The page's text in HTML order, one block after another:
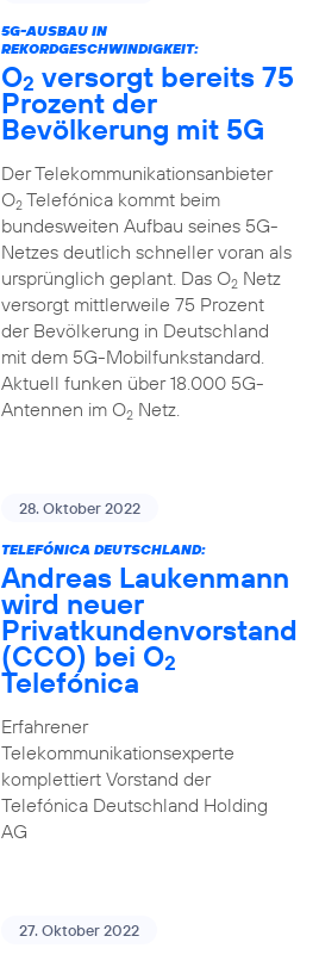
5G-AUSBAU IN
REKORDGESCHWINDIGKEIT:
O2 versorgt bereits 75
Prozent der
Bevölkerung mit 5G
Der Telekommunikationsanbieter
O2Telefónica kommt beim
bundesweiten Aufbau seines 5G-
Netzes deutlich schneller voran als
ursprünglich geplant. Das O2Netz
versorgt mittlerweile 75 Prozent
der Bevölkerung in Deutschland
mit dem 5G-Mobilfunkstandard.
Aktuell funken über 18.000 5G-
Antennen im O2Netz.
28. Oktober 2022
TELEFÓNICA DEUTSCHLAND:
Andreas Laukenmann
wird neuer
Privatkundenvorstand
(CCO) bei O2
Telefónica
Erfahrener
Telekommunikationsexperte
komplettiert Vorstand der
Telefónica Deutschland Holding
AG
27. Oktober 2022